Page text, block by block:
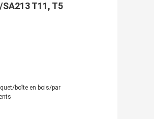
T11, T5
boîte en bois/par